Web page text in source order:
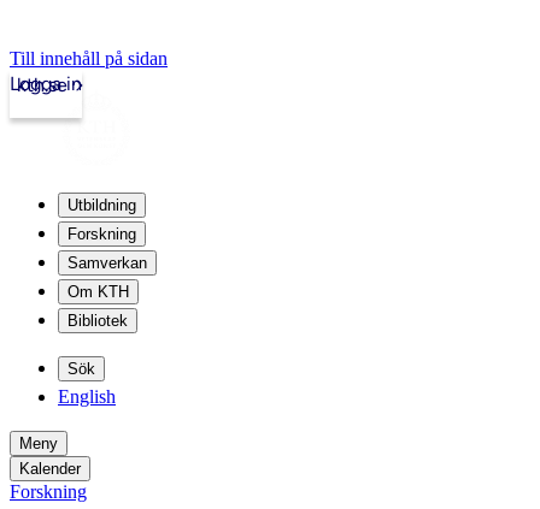
Till innehåll på sidan
kth.se
Logga in
Utbildning
Forskning
Samverkan
Om KTH
Bibliotek
Sök
English
Meny
Kalender
Forskning